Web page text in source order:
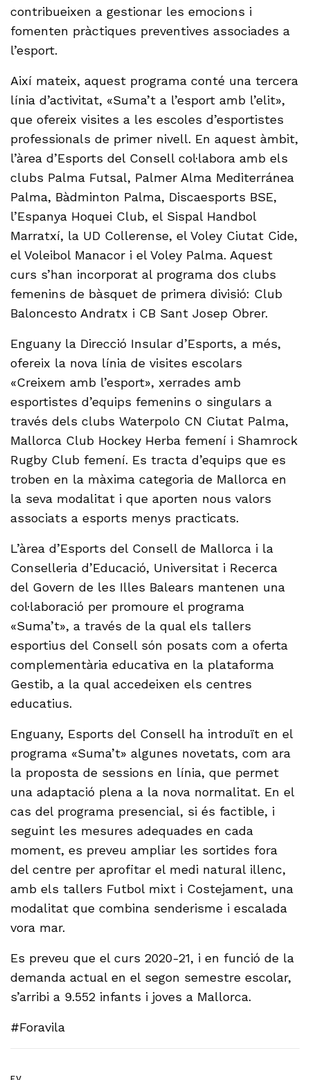
contribueixen a gestionar les emocions i
fomenten pràctiques preventives associades a
l’esport.
Així mateix, aquest programa conté una tercera
línia d’activitat, «Suma’t a l’esport amb l’elit»,
que ofereix visites a les escoles d’esportistes
professionals de primer nivell. En aquest àmbit,
l’àrea d’Esports del Consell col·labora amb els
clubs Palma Futsal, Palmer Alma Mediterránea
Palma, Bàdminton Palma, Discaesports BSE,
l’Espanya Hoquei Club, el Sispal Handbol
Marratxí, la UD Collerense, el Voley Ciutat Cide,
el Voleibol Manacor i el Voley Palma. Aquest
curs s’han incorporat al programa dos clubs
femenins de bàsquet de primera divisió: Club
Baloncesto Andratx i CB Sant Josep Obrer.
Enguany la Direcció Insular d’Esports, a més,
ofereix la nova línia de visites escolars
«Creixem amb l’esport», xerrades amb
esportistes d’equips femenins o singulars a
través dels clubs Waterpolo CN Ciutat Palma,
Mallorca Club Hockey Herba femení i Shamrock
Rugby Club femení. Es tracta d’equips que es
troben en la màxima categoria de Mallorca en
la seva modalitat i que aporten nous valors
associats a esports menys practicats.
L’àrea d’Esports del Consell de Mallorca i la
Conselleria d’Educació, Universitat i Recerca
del Govern de les Illes Balears mantenen una
col·laboració per promoure el programa
«Suma’t», a través de la qual els tallers
esportius del Consell són posats com a oferta
complementària educativa en la plataforma
Gestib, a la qual accedeixen els centres
educatius.
Enguany, Esports del Consell ha introduït en el
programa «Suma’t» algunes novetats, com ara
la proposta de sessions en línia, que permet
una adaptació plena a la nova normalitat. En el
cas del programa presencial, si és factible, i
seguint les mesures adequades en cada
moment, es preveu ampliar les sortides fora
del centre per aprofitar el medi natural illenc,
amb els tallers Futbol mixt i Costejament, una
modalitat que combina senderisme i escalada
vora mar.
Es preveu que el curs 2020-21, i en funció de la
demanda actual en el segon semestre escolar,
s’arribi a 9.552 infants i joves a Mallorca.
#Foravila